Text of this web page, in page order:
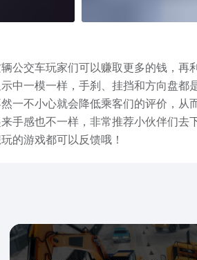
公交车玩家们可以赚取更多的钱，再
中一模一样，手刹、挂挡和方向盘都
一不小心就会降低乘客们的评价，从
手感也不一样，非常推荐小伙伴们去
的游戏都可以反馈哦！